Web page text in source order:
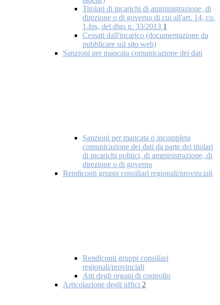
Titolari di incarichi di amministrazione, di
direzione o di governo di cui all'art. 14, co.
1-bis, del dlgs n. 33/2013 1
Cessati dall'incarico (documentazione da
pubblicare sul sito web)
Sanzioni per mancata comunicazione dei dati
Sanzioni per mancata o incompleta
comunicazione dei dati da parte dei titolari
di incarichi politici, di amministrazione, di
direzione o di governo
Rendiconti gruppi consiliari regionali/provinciali
Rendiconti gruppi consiliari
regionali/provinciali
Atti degli organi di controllo
Articolazione degli uffici 2